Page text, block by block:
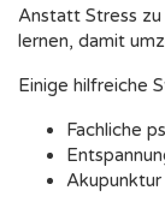
Anstatt Stress
lernen, damit
Einige hilfreiche
Fachliche